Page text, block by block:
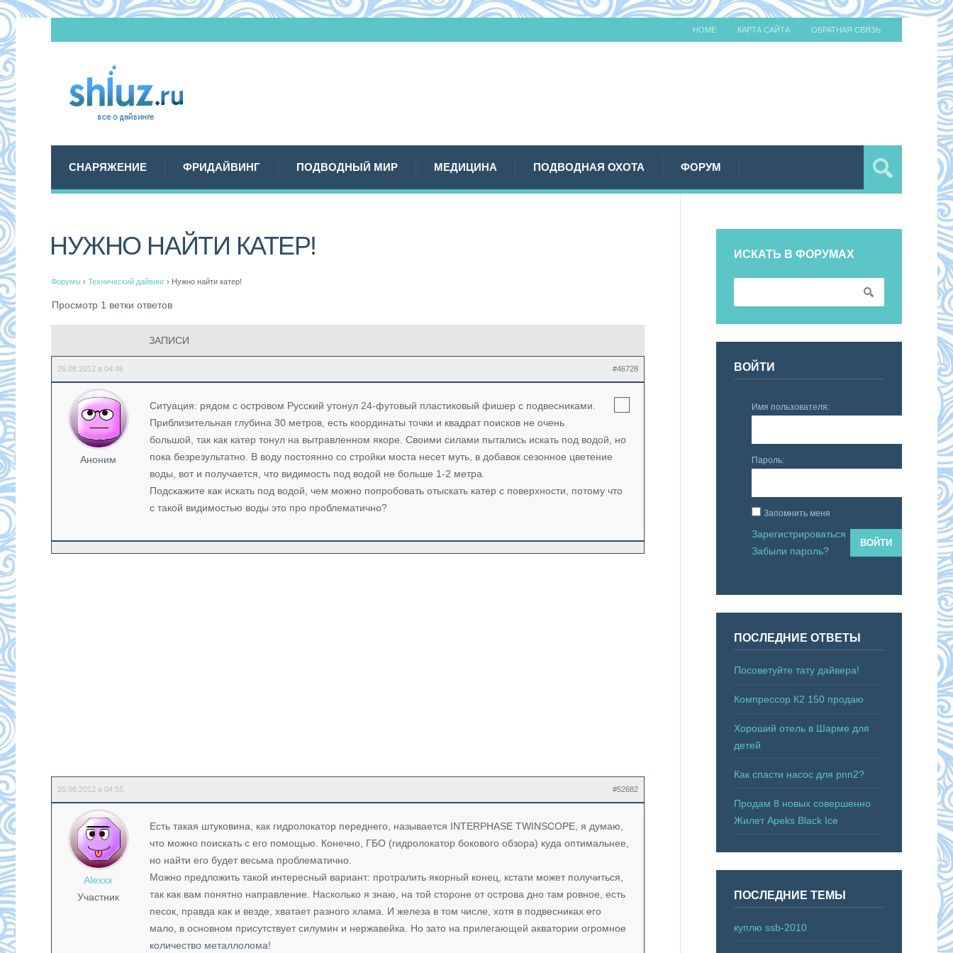
HOME КАРТА САЙТА ОБРАТНАЯ СВЯЗЬ
СНАРЯЖЕНИЕ ФРИДАЙВИНГ ПОДВОДНЫЙ МИР МЕДИЦИНА ПОДВОДНАЯ ОХОТА ФОРУМ
НУЖНО НАЙТИ КАТЕР!
Форумы › Технический дайвинг › Нужно найти катер!
Просмотр 1 ветки ответов
ЗАПИСИ
26.08.2012 в 04:46 #46728
Аноним
Ситуация: рядом с островом Русский утонул 24-футовый пластиковый фишер с подвесниками.
Приблизительная глубина 30 метров, есть координаты точки и квадрат поисков не очень
большой, так как катер тонул на вытравленном якоре. Своими силами пытались искать под водой, но
пока безрезультатно. В воду постоянно со стройки моста несет муть, в добавок сезонное цветение
воды, вот и получается, что видимость под водой не больше 1-2 метра.
Подскажите как искать под водой, чем можно попробовать отыскать катер с поверхности, потому что
с такой видимостью воды это про проблематично?
26.08.2012 в 04:55 #52682
Alexxx
Участник
Есть такая штуковина, как гидролокатор переднего, называется INTERPHASE TWINSCOPE, я думаю,
что можно поискать с его помощью. Конечно, ГБО (гидролокатор бокового обзора) куда оптимальнее,
но найти его будет весьма проблематично.
Можно предложить такой интересный вариант: протралить якорный конец, кстати может получиться,
так как вам понятно направление. Насколько я знаю, на той стороне от острова дно там ровное, есть
песок, правда как и везде, хватает разного хлама. И железа в том числе, хотя в подвесниках его
мало, в основном присутствует силумин и нержавейка. Но зато на прилегающей акватории огромное
количество металлолома!
ИСКАТЬ В ФОРУМАХ
ВОЙТИ
Имя пользователя:
Пароль:
Запомнить меня
ВОЙТИ
Зарегистрироваться
Забыли пароль?
ПОСЛЕДНИЕ ОТВЕТЫ
Посоветуйте тату дайвера!
Компрессор К2 150 продаю
Хороший отель в Шарме для
детей
Как спасти насос для рпп2?
Продам 8 новых совершенно
Жилет Apeks Black Ice
ПОСЛЕДНИЕ ТЕМЫ
куплю ssb-2010